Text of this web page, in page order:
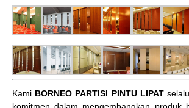
Kami BORNEO PARTISI PINTU LIPAT